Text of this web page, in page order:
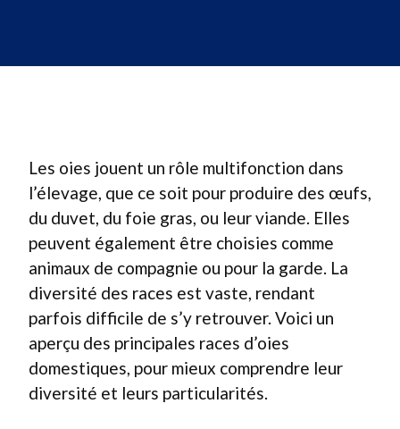
Les oies jouent un rôle multifonction dans
l’élevage, que ce soit pour produire des œufs,
du duvet, du foie gras, ou leur viande. Elles
peuvent également être choisies comme
animaux de compagnie ou pour la garde. La
diversité des races est vaste, rendant
parfois difficile de s’y retrouver. Voici un
aperçu des principales races d’oies
domestiques, pour mieux comprendre leur
diversité et leurs particularités.